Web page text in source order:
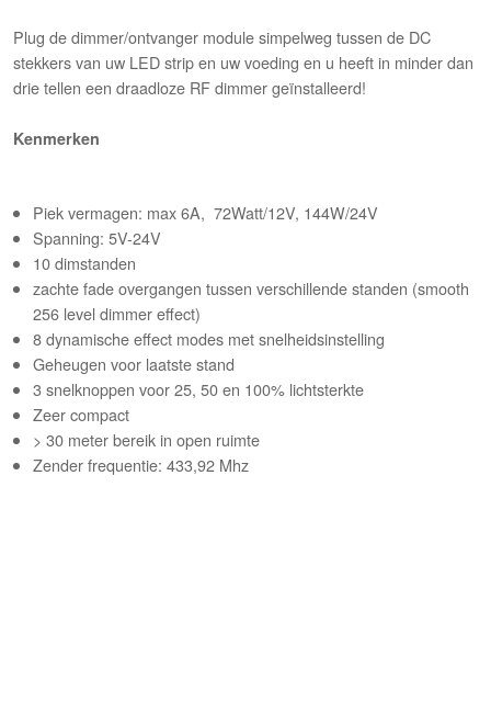
Plug de dimmer/ontvanger module simpelweg tussen de DC
stekkers van uw LED strip en uw voeding en u heeft in minder dan
drie tellen een draadloze RF dimmer geïnstalleerd!
Kenmerken
Piek vermagen: max 6A, 72Watt/12V, 144W/24V
Spanning: 5V-24V
10 dimstanden
zachte fade overgangen tussen verschillende standen (smooth
256 level dimmer effect)
8 dynamische effect modes met snelheidsinstelling
Geheugen voor laatste stand
3 snelknoppen voor 25, 50 en 100% lichtsterkte
Zeer compact
> 30 meter bereik in open ruimte
Zender frequentie: 433,92 Mhz